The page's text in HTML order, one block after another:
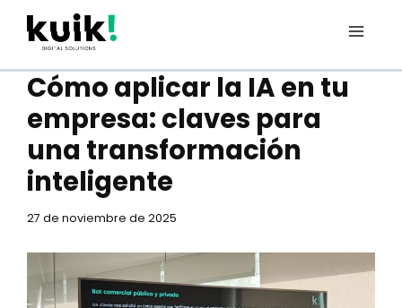
contenido
Cómo aplicar la IA en tu
empresa: claves para
una transformación
inteligente
27 de noviembre de 2025